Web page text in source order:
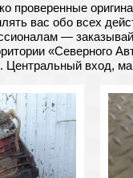
проверенные
вас обо всех
—
«Северного
Центральный вход,